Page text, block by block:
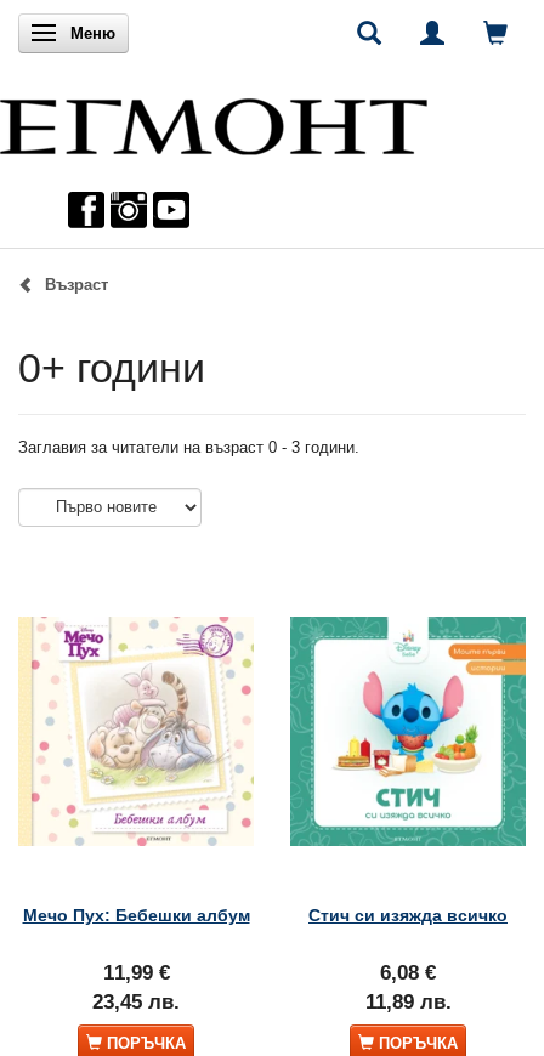
Включи навигацията
Меню
Възраст
0+ години
Заглавия за читатели на възраст 0 - 3 години.
Мечо Пух: Бебешки албум
11,99 €
23,45 лв.
ПОРЪЧКА
Стич си изяжда всичко
6,08 €
11,89 лв.
ПОРЪЧКА